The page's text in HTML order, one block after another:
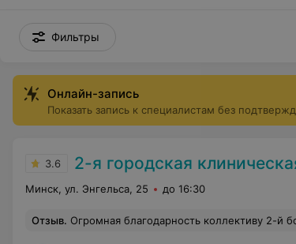
Фильтры
Онлайн-запись
Показать запись к специалистам без
3.6 2-я городская
Минск, ул. Энгельса, 25 до 16:30
Отзыв. Огромная благодарность коллективу 2-й больницы за спасение мамы! Низкий поклон профессионалам с большой буквы: зав. отд. Е. И., лечащему врачу А. В., дежурным врачам Н. Н. и А. Ш.